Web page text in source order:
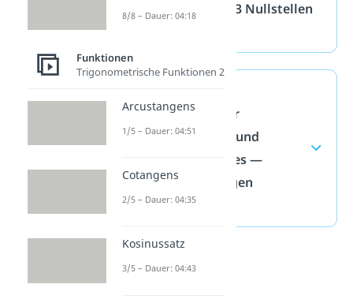
also höchstens 3 Nullstellen
ganzrationaler
Funktionen 3. und
höheren Grades —
häufigste Fragen
(ausklappen)
8/8 – Dauer: 04:18
Funktionen
Trigonometrische Funktionen 2
Arcustangens
1/5 – Dauer: 04:51
Cotangens
2/5 – Dauer: 04:35
Kosinussatz
3/5 – Dauer: 04:43